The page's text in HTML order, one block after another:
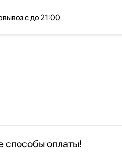
с до 21:00
способы оплаты!